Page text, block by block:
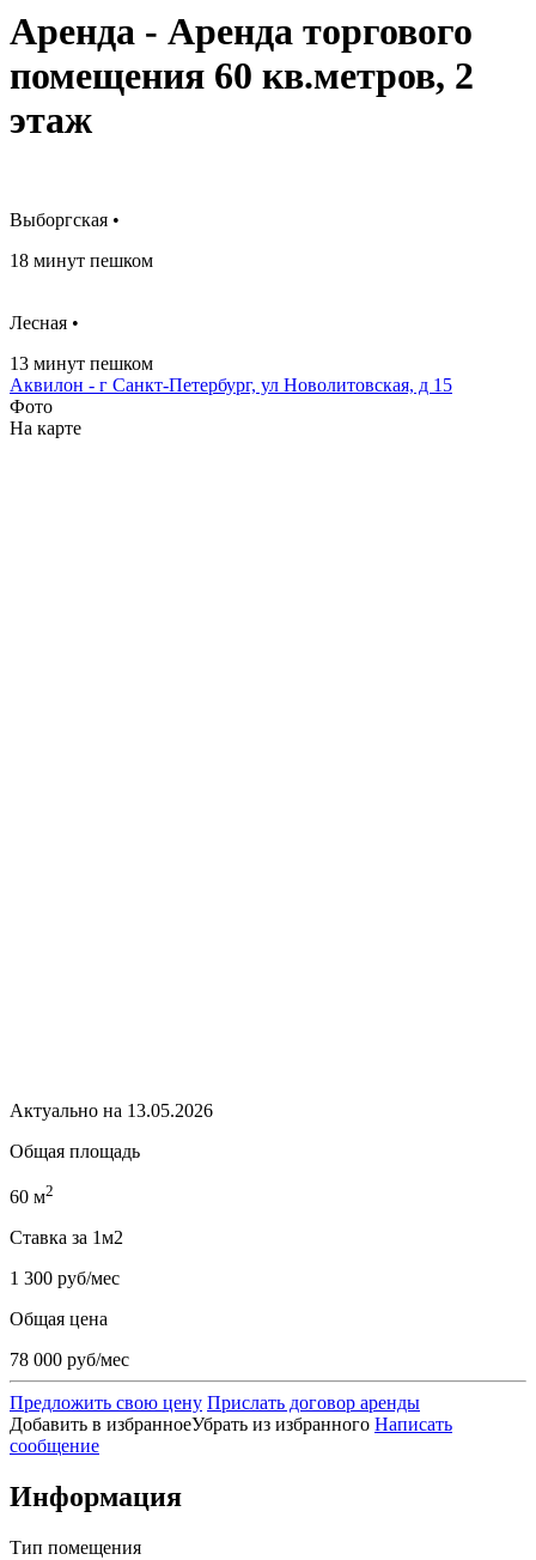
Аренда - Аренда торгового
помещения 60 кв.метров, 2
этаж
Выборгская •
18 минут пешком
Лесная •
13 минут пешком
Аквилон - г Санкт-Петербург, ул Новолитовская, д 15
Фото
На карте
Актуально на 13.05.2026
Общая площадь
60 м2
Ставка за 1м2
1 300 руб/мес
Общая цена
78 000 руб/мес
Предложить свою цену Прислать договор аренды
Добавить в избранноеУбрать из избранного Написать
сообщение
Информация
Тип помещения